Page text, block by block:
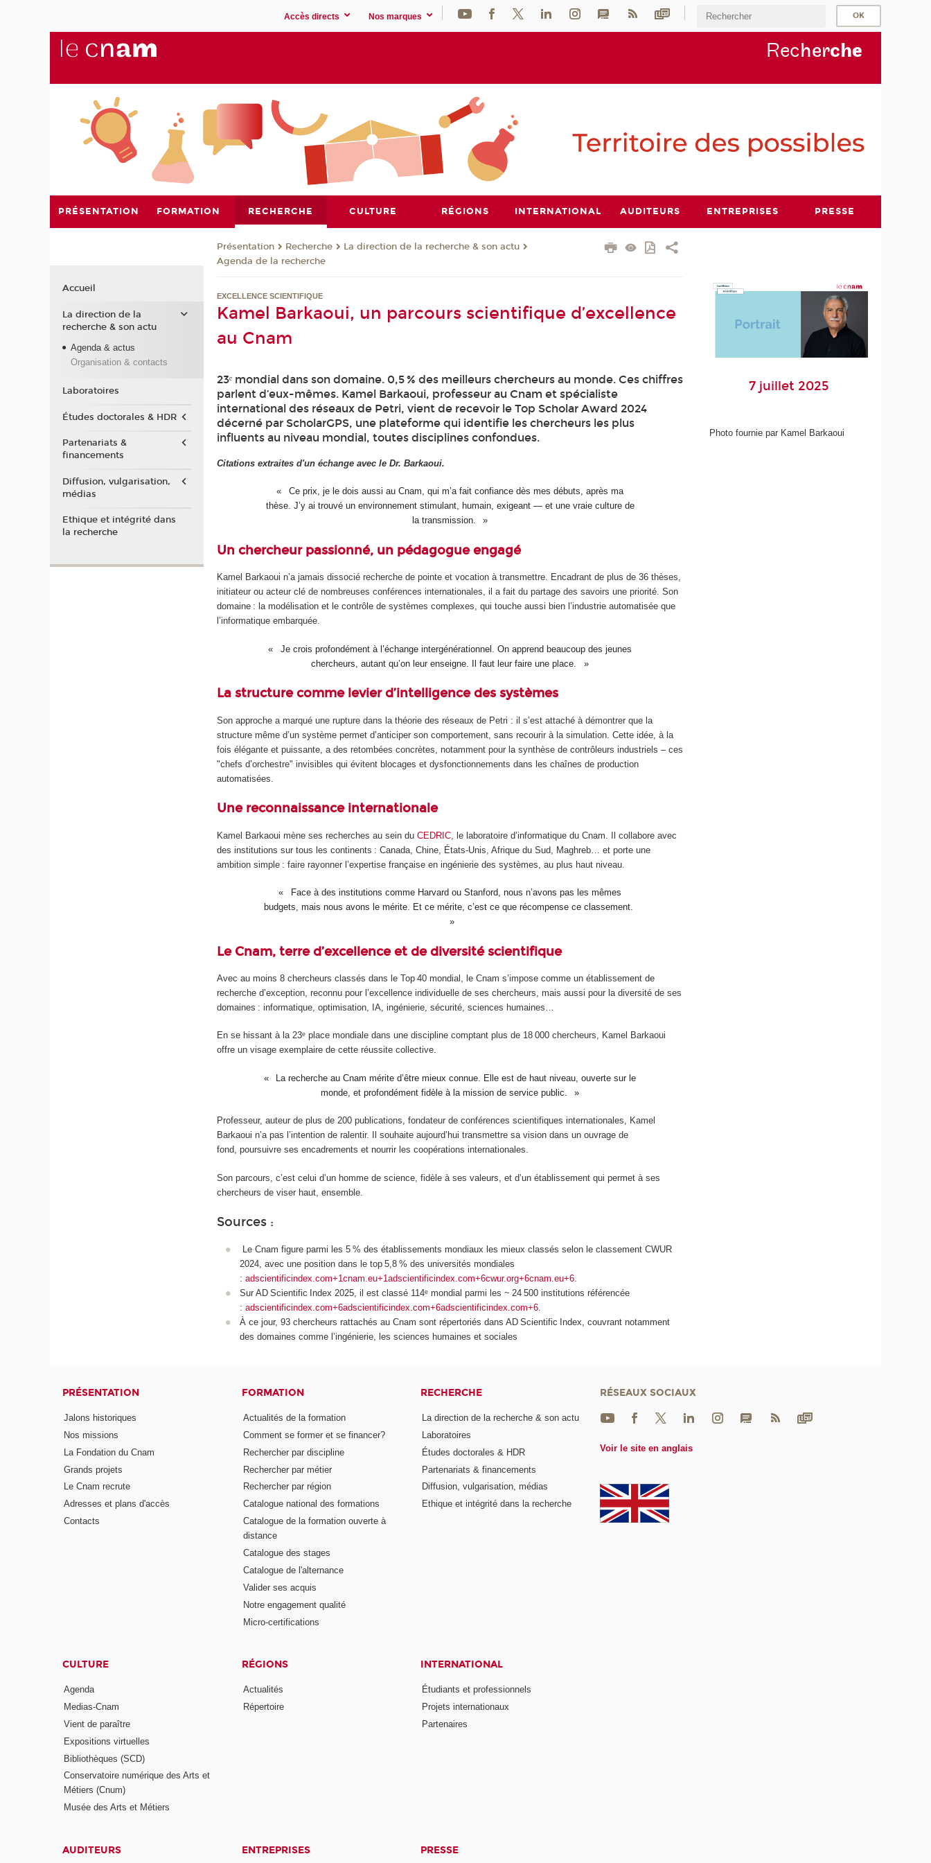
Accès directs Nos marques
Recherche
PRÉSENTATION FORMATION RECHERCHE CULTURE RÉGIONS INTERNATIONAL AUDITEURS ENTREPRISES PRESSE
Présentation Recherche
La direction de la recherche & son actu
Agenda de la recherche
EXCELLENCE SCIENTIFIQUE
Kamel Barkaoui, un parcours scientifique d’excellence
au Cnam
23ᵉ mondial dans son domaine. 0,5 % des meilleurs chercheurs au monde. Ces chiffres
parlent d’eux-mêmes. Kamel Barkaoui, professeur au Cnam et spécialiste
international des réseaux de Petri, vient de recevoir le Top Scholar Award 2024
décerné par ScholarGPS, une plateforme qui identifie les chercheurs les plus
influents au niveau mondial, toutes disciplines confondues.
Citations extraites d'un échange avec le Dr. Barkaoui.
Ce prix, je le dois aussi au Cnam, qui m’a fait confiance dès mes débuts, après ma
thèse. J’y ai trouvé un environnement stimulant, humain, exigeant — et une vraie culture de
la transmission.
Un chercheur passionné, un pédagogue engagé
Kamel Barkaoui n’a jamais dissocié recherche de pointe et vocation à transmettre. Encadrant de plus de 36 thèses,
initiateur ou acteur clé de nombreuses conférences internationales, il a fait du partage des savoirs une priorité. Son
domaine : la modélisation et le contrôle de systèmes complexes, qui touche aussi bien l’industrie automatisée que
l’informatique embarquée.
Je crois profondément à l’échange intergénérationnel. On apprend beaucoup des jeunes
chercheurs, autant qu’on leur enseigne. Il faut leur faire une place.
La structure comme levier d’intelligence des systèmes
Son approche a marqué une rupture dans la théorie des réseaux de Petri : il s’est attaché à démontrer que la
structure même d’un système permet d’anticiper son comportement, sans recourir à la simulation. Cette idée, à la
fois élégante et puissante, a des retombées concrètes, notamment pour la synthèse de contrôleurs industriels – ces
"chefs d’orchestre" invisibles qui évitent blocages et dysfonctionnements dans les chaînes de production
automatisées.
Une reconnaissance internationale
Kamel Barkaoui mène ses recherches au sein duCEDRIC , le laboratoire d’informatique du Cnam. Il collabore avec
des institutions sur tous les continents : Canada, Chine, États-Unis, Afrique du Sud, Maghreb… et porte une
ambition simple : faire rayonner l’expertise française en ingénierie des systèmes, au plus haut niveau.
Face à des institutions comme Harvard ou Stanford, nous n’avons pas les mêmes
budgets, mais nous avons le mérite. Et ce mérite, c’est ce que récompense ce classement.
Le Cnam, terre d’excellence et de diversité scientifique
Avec au moins 8 chercheurs classés dans le Top 40 mondial, le Cnam s’impose comme un établissement de
recherche d’exception, reconnu pour l’excellence individuelle de ses chercheurs, mais aussi pour la diversité de ses
domaines : informatique, optimisation, IA, ingénierie, sécurité, sciences humaines…
En se hissant à la 23ᵉ place mondiale dans une discipline comptant plus de 18 000 chercheurs, Kamel Barkaoui
offre un visage exemplaire de cette réussite collective.
La recherche au Cnam mérite d’être mieux connue. Elle est de haut niveau, ouverte sur le
monde, et profondément fidèle à la mission de service public.
Professeur, auteur de plus de 200 publications, fondateur de conférences scientifiques internationales, Kamel
Barkaoui n’a pas l’intention de ralentir. Il souhaite aujourd’hui transmettre sa vision dans un ouvrage de
fond, poursuivre ses encadrements et nourrir les coopérations internationales.
Son parcours, c’est celui d’un homme de science, fidèle à ses valeurs, et d’un établissement qui permet à ses
chercheurs de viser haut, ensemble.
Sources :
Le Cnam figure parmi les 5 % des établissements mondiaux les mieux classés selon le classement CWUR
2024, avec une position dans le top 5,8 % des universités mondiales
: adscientificindex.com+1cnam.eu+1 adscientificindex.com+6cwur.org+6cnam.eu+6.
Sur AD Scientific Index 2025, il est classé 114ᵉ mondial parmi les ~ 24 500 institutions référencée
: adscientificindex.com+6adscientificindex.com+6adscientificindex.com+6.
À ce jour, 93 chercheurs rattachés au Cnam sont répertoriés dans AD Scientific Index, couvrant notamment
des domaines comme l’ingénierie, les sciences humaines et sociales
7 juillet 2025
Photo fournie par Kamel Barkaoui
Accueil
La direction de la
recherche & son actu
Agenda & actus
Organisation & contacts
Laboratoires
Études doctorales & HDR
Partenariats &
financements
Diffusion, vulgarisation,
médias
Ethique et intégrité dans
la recherche
PRÉSENTATION
Jalons historiques
Nos missions
La Fondation du Cnam
Grands projets
Le Cnam recrute
Adresses et plans d'accès
Contacts
FORMATION
Actualités de la formation
Comment se former et se financer?
Rechercher par discipline
Rechercher par métier
Rechercher par région
Catalogue national des formations
Catalogue de la formation ouverte à
distance
Catalogue des stages
Catalogue de l'alternance
Valider ses acquis
Notre engagement qualité
Micro-certifications
RECHERCHE
La direction de la recherche & son actu
Laboratoires
Études doctorales & HDR
Partenariats & financements
Diffusion, vulgarisation, médias
Ethique et intégrité dans la recherche
CULTURE
Agenda
Medias-Cnam
Vient de paraître
Expositions virtuelles
Bibliothèques (SCD)
Conservatoire numérique des Arts et
Métiers (Cnum)
Musée des Arts et Métiers
RÉGIONS
Actualités
Répertoire
INTERNATIONAL
Étudiants et professionnels
Projets internationaux
Partenaires
AUDITEURS ENTREPRISES PRESSE
RÉSEAUX SOCIAUX
Voir le site en anglais